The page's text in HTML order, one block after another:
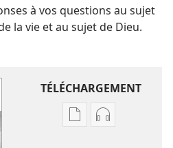
à vos questions au sujet
la vie et au sujet de Dieu.
TÉLÉCHARGEMENT
OptionsOptions